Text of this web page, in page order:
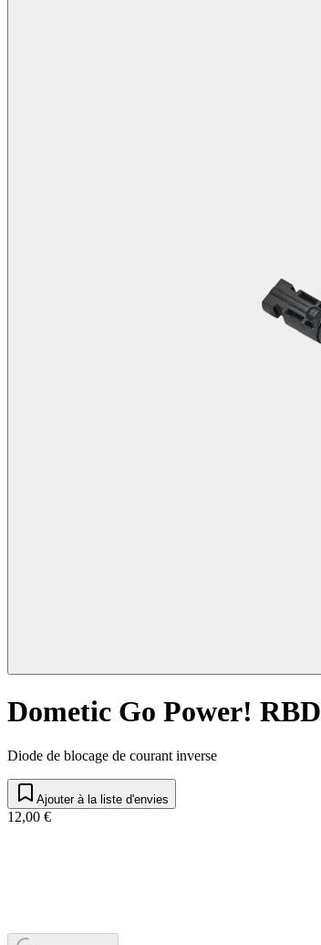
Dometic Go Power! RBD
Diode de blocage de courant inverse
Ajouter à la liste d'envies
12,00 €